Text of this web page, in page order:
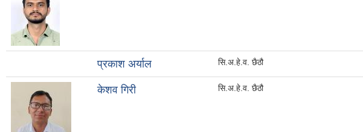
प्रकाश अर्याल सि.अ.हे.व. छैठौ
केशव गिरी सि.अ.हे.व. छैठौ